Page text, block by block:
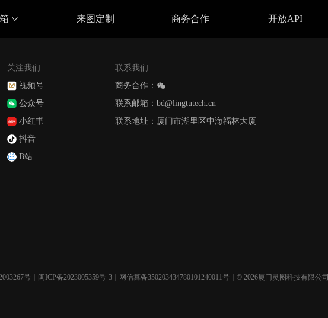
来图定制 商务合作 开放API
关注我们
视频号
公众号
小红书
抖音
B站
联系我们
商务合作：
联系邮箱：bd@lingtutech.cn
联系地址：厦门市湖里区中海福林大厦
号 闽ICP备2023005359号-3 ｜网信算备350203434780101240011号｜© 2026厦门灵图科技有限公司